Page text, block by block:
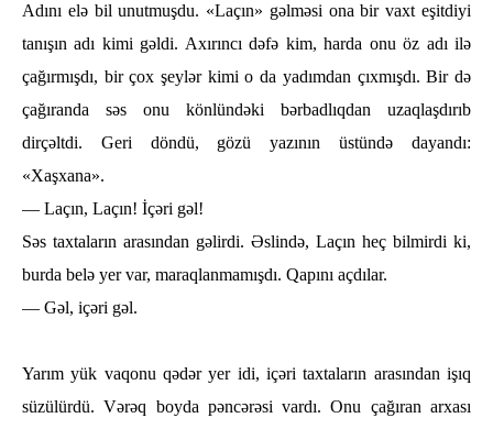
Adını elә bil unutmuşdu. «Laçın» gәlmәsi ona bir vaxt eşitdiyi
tanışın adı kimi gәldi. Axırıncı dәfә kim, һarda onu öz adı ilә
çağırmışdı, bir çox şeylәr kimi o da yadımdan çıxmışdı. Bir dә
çağıranda sәs onu könlündәki bәrbadlıqdan uzaqlaşdırıb
dirçәltdi. Geri döndü, gözü yazının üstündә dayandı:
«Xaşxana».
— Laçın, Laçın! İçәri gәl!
Sәs taxtaların arasından gәlirdi. Әslindә, Laçın һeç bilmirdi ki,
burda belә yer var, maraqlanmamışdı. Qapını açdılar.
— Gәl, içәri gәl.
Yarım yük vaqonu qәdәr yer idi, içәri taxtaların arasından işıq
süzülürdü. Vәrәq boyda pəncәrәsi vardı. Onu çağıran arxası